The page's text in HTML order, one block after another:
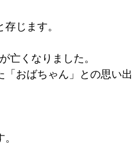
じます。
亡くなりました。
「おばちゃん」との思い出